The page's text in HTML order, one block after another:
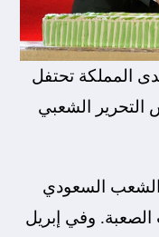
المملكة تحتفل
جيش التحرير الشعبي
السعودي
الصعبة. وفي إبريل